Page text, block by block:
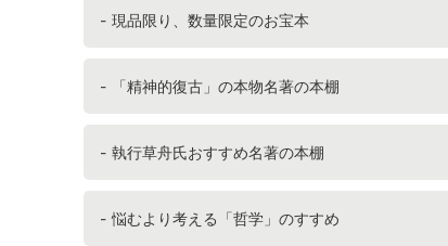
現品限り、数量限定のお宝本
「精神的復古」の本物名著の本棚
執行草舟氏おすすめ名著の本棚
悩むより考える「哲学」のすすめ